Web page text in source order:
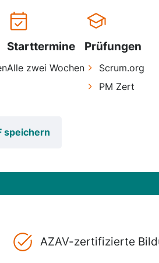
Starttermine
Alle zwei Wochen
Prüfungen
Scrum.org
PM Zert
speichern
AZAV-zertifizierte